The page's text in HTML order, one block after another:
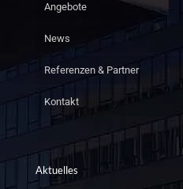
Angebote
News
Referenzen & Partner
Kontakt
Aktuelles